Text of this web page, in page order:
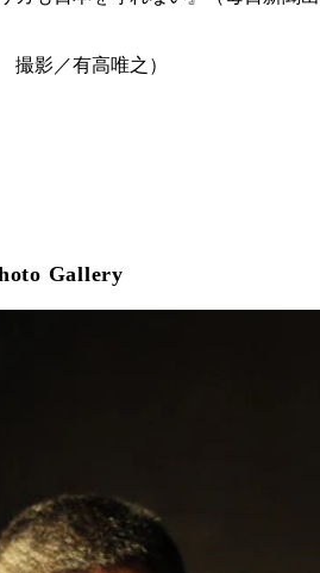
影／有高唯之）
Gallery